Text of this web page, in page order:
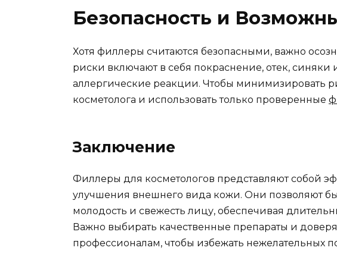
Безопасность и
Хотя филлеры считаются безопасными, важно
риски включают в себя покраснение, отек, синяки
аллергические реакции. Чтобы минимизировать
косметолога и использовать только проверенные
Заключение
Филлеры для косметологов представляют собой
улучшения внешнего вида кожи. Они позволяют
молодость и свежесть лицу, обеспечивая
Важно выбирать качественные препараты и
профессионалам, чтобы избежать нежелательных